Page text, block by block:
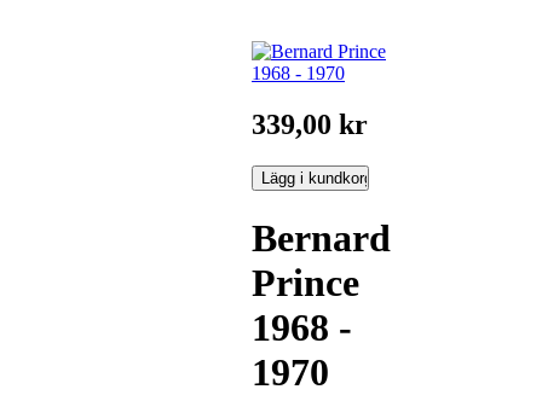
339,00 kr
Bernard
Prince
1968 -
1970